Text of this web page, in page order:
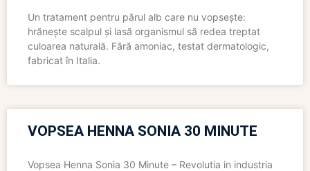
Un tratament pentru părul alb care nu vopsește:
hrănește scalpul și lasă organismul să redea treptat
culoarea naturală. Fără amoniac, testat dermatologic,
fabricat în Italia.
VOPSEA HENNA SONIA 30 MINUTE
Vopsea Henna Sonia 30 Minute – Revolutia in industria